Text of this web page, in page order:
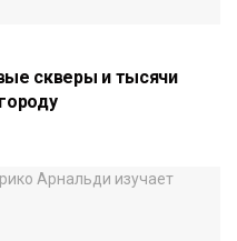
скверы и тысячи